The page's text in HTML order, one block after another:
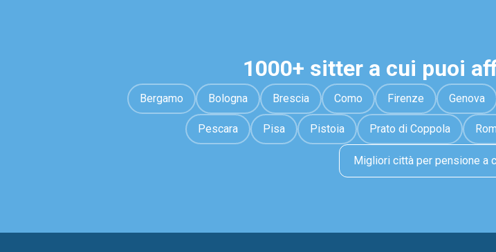
1000+ sitter a cui puoi
Bergamo Bologna Brescia Como Firenze Genova
Pescara Pisa Pistoia Prato di Coppola
Migliori città per pensione a